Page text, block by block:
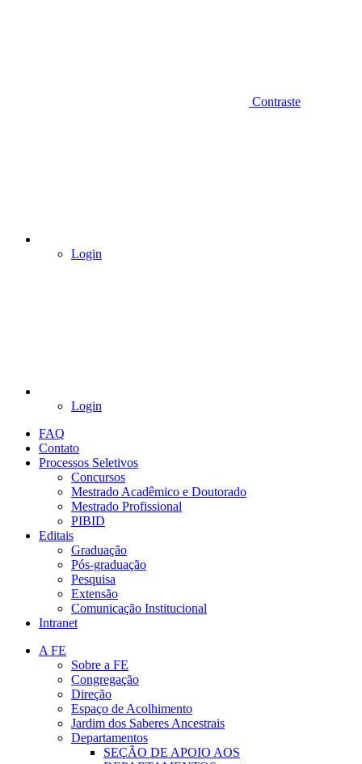
Contraste
Login
Login
FAQ
Contato
Processos Seletivos
Concursos
Mestrado Acadêmico e Doutorado
Mestrado Profissional
PIBID
Editais
Graduação
Pós-graduação
Pesquisa
Extensão
Comunicação Institucional
Intranet
A FE
Sobre a FE
Congregação
Direção
Espaço de Acolhimento
Jardim dos Saberes Ancestrais
Departamentos
SEÇÃO DE APOIO AOS